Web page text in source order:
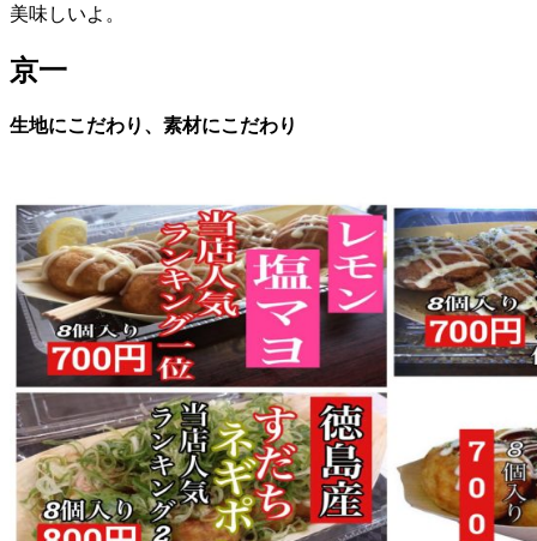
美味しいよ。
京一
生地にこだわり、素材にこだわり